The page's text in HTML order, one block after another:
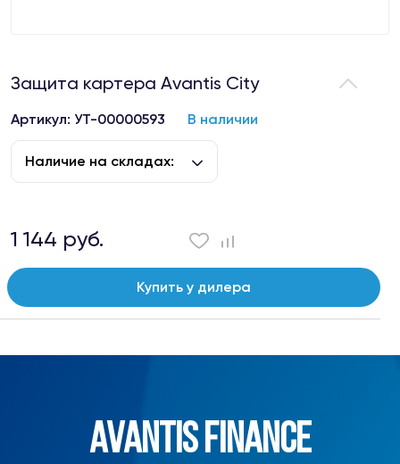
Защита картера Avantis City
Артикул: УТ-00000593 В наличии
Наличие на складах:
1 144 руб.
Купить у дилера
AVANTIS FINANCE